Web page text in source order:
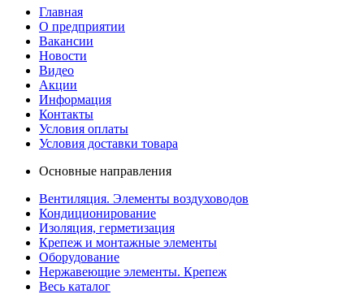
Главная
О предприятии
Вакансии
Новости
Видео
Акции
Информация
Контакты
Условия оплаты
Условия доставки товара
Основные направления
Вентиляция. Элементы воздуховодов
Кондиционирование
Изоляция, герметизация
Крепеж и монтажные элементы
Оборудование
Нержавеющие элементы. Крепеж
Весь каталог